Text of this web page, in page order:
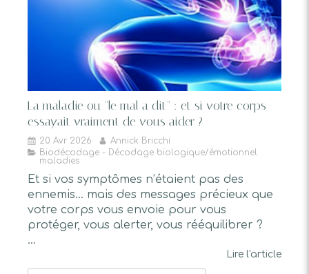
La maladie ou "le mal a dit" : et si votre corps
essayait vraiment de vous aider ?
20 Avr 2026
Annick Bricchi
Biodécodage - Décodage biologique/émotionnel
maladies
Et si vos symptômes n’étaient pas des
ennemis… mais des messages précieux que
votre corps vous envoie pour vous
protéger, vous alerter, vous rééquilibrer ?
...
Lire l'article